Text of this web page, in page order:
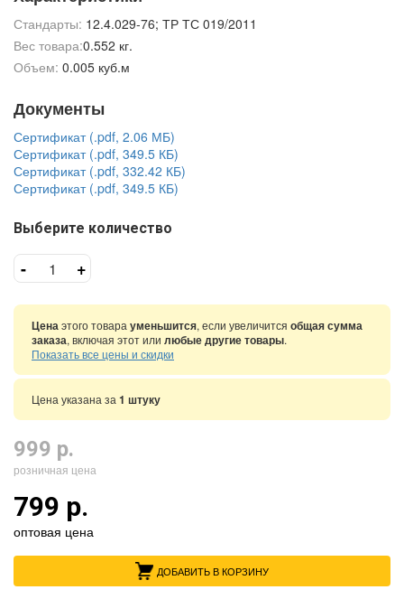
Стандарты: 12.4.029-76; ТР ТС 019/2011
Вес товара:0.552 кг.
Объем: 0.005 куб.м
Документы
Сертификат (.pdf, 2.06 МБ)
Сертификат (.pdf, 349.5 КБ)
Сертификат (.pdf, 332.42 КБ)
Сертификат (.pdf, 349.5 КБ)
Выберите количество
- +
Ценаэтого товара уменьшится, если увеличится общая сумма
заказа, включая этот или любые другие товары.
Показать все цены и скидки
Цена указана за 1 штуку
999 р.
розничная цена
799 р.
оптовая цена
ДОБАВИТЬ В КОРЗИНУ